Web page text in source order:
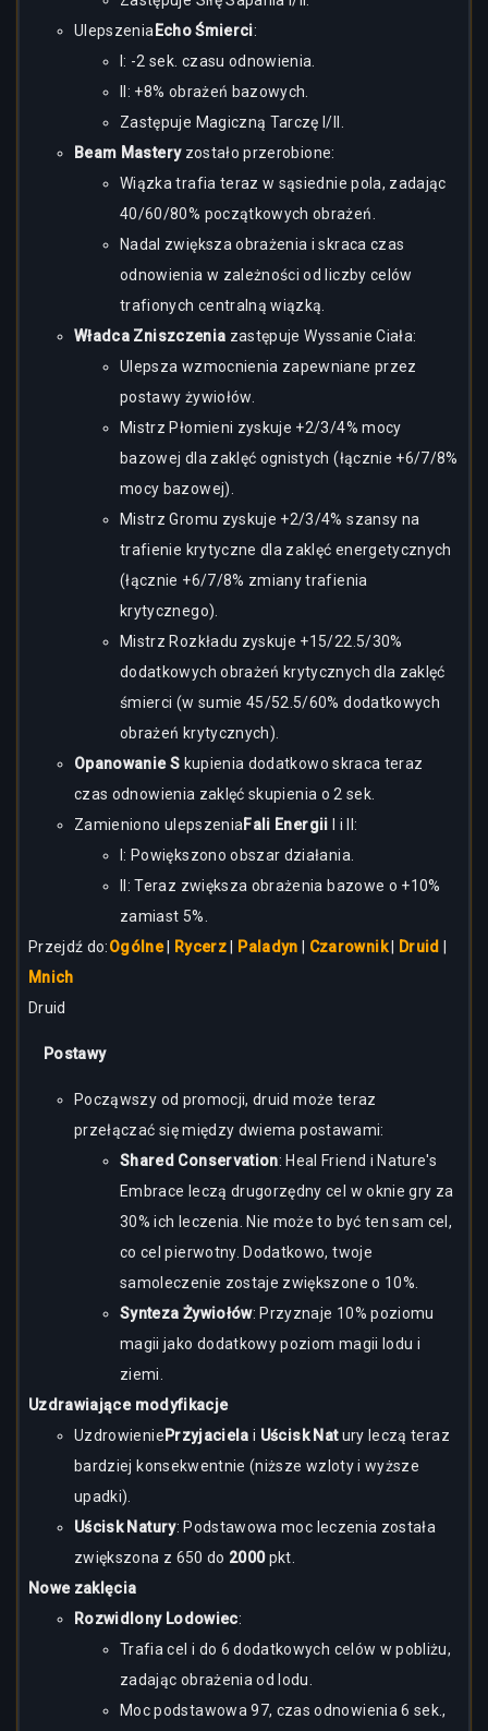
Ulepszenia Echo Śmierci:
I: -2 sek. czasu odnowienia.
II: +8% obrażeń bazowych.
Zastępuje Magiczną Tarczę I/II.
Beam Masteryzostało przerobione:
Wiązka trafia teraz w sąsiednie pola, zadając
40/60/80% początkowych obrażeń.
Nadal zwiększa obrażenia i skraca czas
odnowienia w zależności od liczby celów
trafionych centralną wiązką.
Władca Zniszczenia zastępuje Wyssanie Ciała:
Ulepsza wzmocnienia zapewniane przez
postawy żywiołów.
Mistrz Płomieni zyskuje +2/3/4% mocy
bazowej dla zaklęć ognistych (łącznie +6/7/8%
mocy bazowej).
Mistrz Gromu zyskuje +2/3/4% szansy na
trafienie krytyczne dla zaklęć energetycznych
(łącznie +6/7/8% zmiany trafienia
krytycznego).
Mistrz Rozkładu zyskuje +15/22.5/30%
dodatkowych obrażeń krytycznych dla zaklęć
śmierci (w sumie 45/52.5/60% dodatkowych
obrażeń krytycznych).
Opanowanie S kupienia dodatkowo skraca teraz
czas odnowienia zaklęć skupienia o 2 sek.
Zamieniono ulepszenia Fali Energii
I i II:
I: Powiększono obszar działania.
II: Teraz zwiększa obrażenia bazowe o +10%
zamiast 5%.
Przejdź do:Ogólne| Rycerz Paladyn Czarownik| Druid
Mnich
Druid
Postawy
Począwszy od promocji, druid może teraz
przełączać się między dwiema postawami:
Shared Conservation: Heal Friend i Nature's
Embrace leczą drugorzędny cel w oknie gry za
30% ich leczenia. Nie może to być ten sam cel,
co cel pierwotny. Dodatkowo, twoje
samoleczenie zostaje zwiększone o 10%.
Synteza Żywiołów: Przyznaje 10% poziomu
magii jako dodatkowy poziom magii lodu i
ziemi.
Uzdrawiające modyfikacje
Uzdrowienie Przyjaciela i Uścisk Natury leczą teraz
bardziej konsekwentnie (niższe wzloty i wyższe
upadki).
Uścisk Natury: Podstawowa moc leczenia została
zwiększona z 650 do 2000pkt.
Nowe zaklęcia
Rozwidlony Lodowiec:
Trafia cel i do 6 dodatkowych celów w pobliżu,
zadając obrażenia od lodu.
Moc podstawowa 97, czas odnowienia 6 sek.,